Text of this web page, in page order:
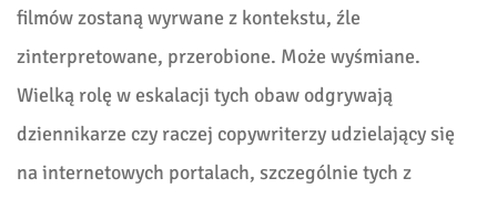
filmów zostaną wyrwane z kontekstu, źle
zinterpretowane, przerobione. Może wyśmiane.
Wielką rolę w eskalacji tych obaw odgrywają
dziennikarze czy raczej copywriterzy udzielający się
na internetowych portalach, szczególnie tych z